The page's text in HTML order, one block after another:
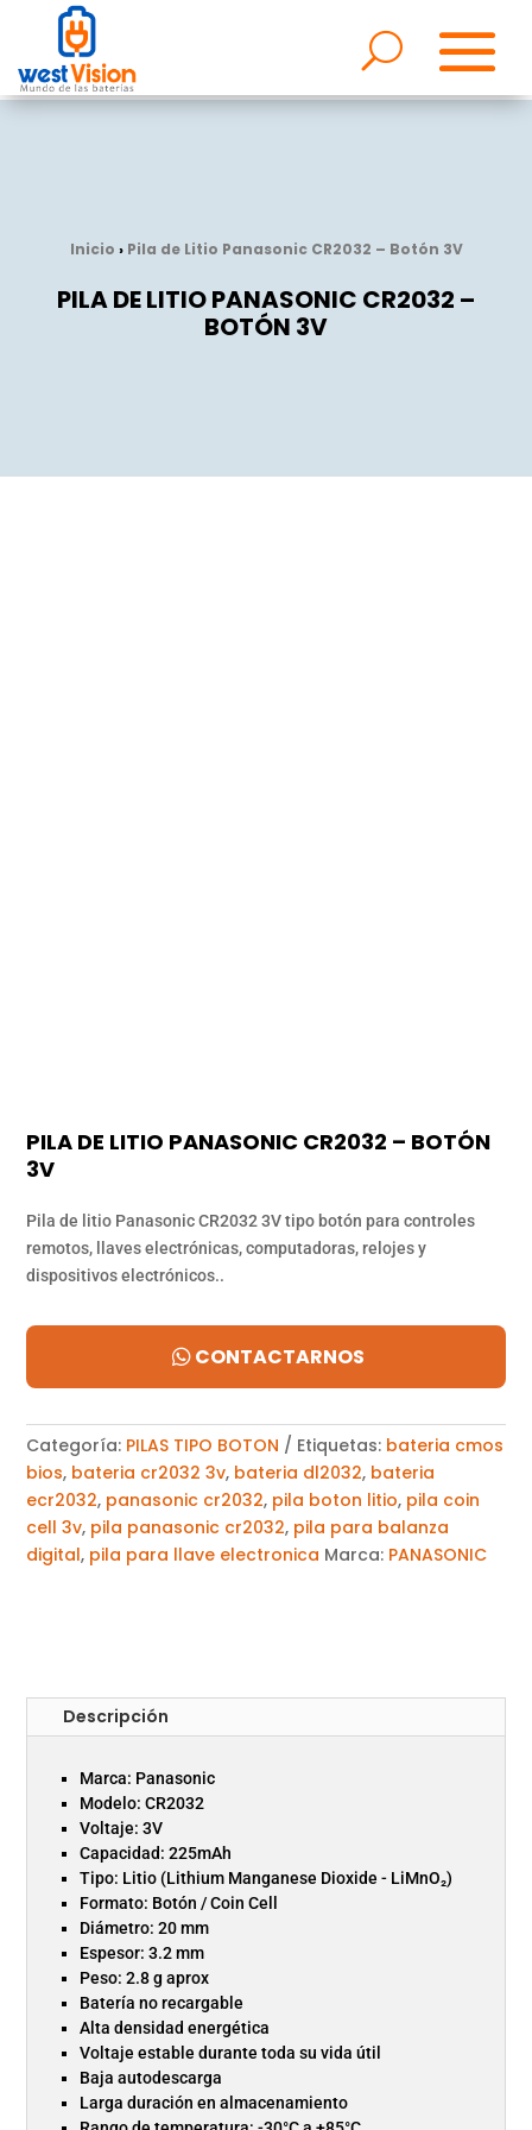
Inicio › Pila de Litio Panasonic CR2032 – Botón 3V
PILA DE LITIO PANASONIC CR2032 –
BOTÓN 3V
PILA DE LITIO PANASONIC CR2032 – BOTÓN
3V
Pila de litio Panasonic CR2032 3V tipo botón para controles
remotos, llaves electrónicas, computadoras, relojes y
dispositivos electrónicos..
CONTACTARNOS
Categoría: PILAS TIPO BOTON Etiquetas: bateria cmos
bios, bateria cr2032 3v, bateria dl2032, bateria
ecr2032, panasonic cr2032, pila boton litio, pila coin
cell 3v, pila panasonic cr2032, pila para balanza
digital, pila para llave electronica Marca: PANASONIC
Descripción
Marca: Panasonic
Modelo: CR2032
Voltaje: 3V
Capacidad: 225mAh
Tipo: Litio (Lithium Manganese Dioxide - LiMnO₂)
Formato: Botón / Coin Cell
Diámetro: 20 mm
Espesor: 3.2 mm
Peso: 2.8 g aprox
Batería no recargable
Alta densidad energética
Voltaje estable durante toda su vida útil
Baja autodescarga
Larga duración en almacenamiento